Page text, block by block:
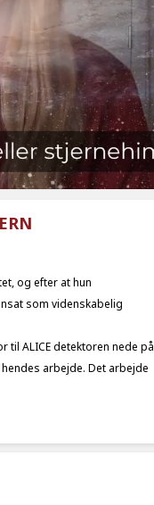
og efter at hun
som videnskabelig
til ALICE detektoren nede på
arbejde. Det arbejde